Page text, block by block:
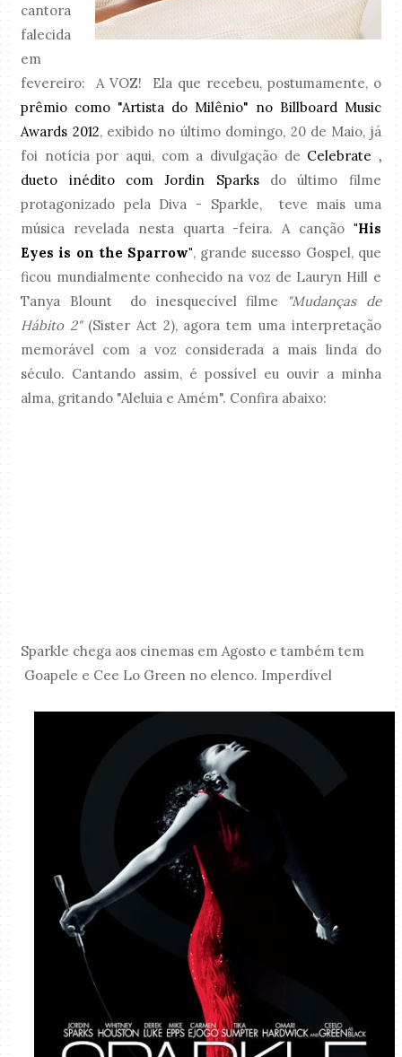
cantora
falecida
em
fevereiro: A VOZ! Ela que recebeu, postumamente, o
prêmio como "Artista do Milênio" no Billboard Music
Awards 2012, exibido no último domingo, 20 de Maio, já
foi notícia por aqui, com a divulgação de Celebrate ,
dueto inédito com Jordin Sparksdo último filme
protagonizado pela Diva - Sparkle, teve mais uma
música revelada nesta quarta -feira. A canção "His
Eyes is on the Sparrow", grande sucesso Gospel, que
ficou mundialmente conhecido na voz de Lauryn Hill e
Tanya Blount do inesquecível filme
"Mudanças de
Hábito 2"(Sister Act 2), agora tem uma interpretação
memorável com a voz considerada a mais linda do
século. Cantando assim, é possível eu ouvir a minha
alma, gritando "Aleluia e Amém". Confira abaixo:
Sparkle chega aos cinemas em Agosto e também tem
Goapele e Cee Lo Green no elenco. Imperdível